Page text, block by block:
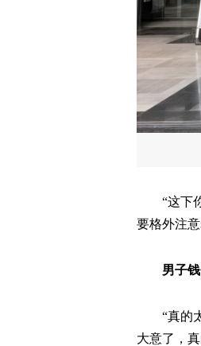
“这下
要格外注
男子
“真的
大意了，